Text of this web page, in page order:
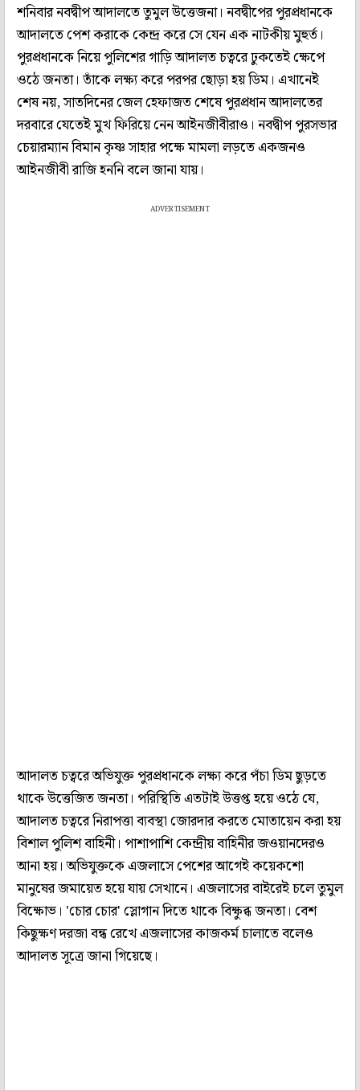
শনিবার নবদ্বীপ আদালতে তুমুল উত্তেজনা। নবদ্বীপের পুরপ্রধানকে
আদালতে পেশ করাকে কেন্দ্র করে সে যেন এক নাটকীয় মুহুর্ত।
পুরপ্রধানকে নিয়ে পুলিশের গাড়ি আদালত চত্বরে ঢুকতেই ক্ষেপে
ওঠে জনতা। তাঁকে লক্ষ্য করে পরপর ছোড়া হয় ডিম। এখানেই
শেষ নয়, সাতদিনের জেল হেফাজত শেষে পুরপ্রধান আদালতের
দরবারে যেতেই মুখ ফিরিয়ে নেন আইনজীবীরাও। নবদ্বীপ পুরসভার
চেয়ারম্যান বিমান কৃষ্ণ সাহার পক্ষে মামলা লড়তে একজনও
আইনজীবী রাজি হননি বলে জানা যায়।
ADVERTISEMENT
আদালত চত্বরে অভিযুক্ত পুরপ্রধানকে লক্ষ্য করে পঁচা ডিম ছুড়তে
থাকে উত্তেজিত জনতা। পরিস্থিতি এতটাই উত্তপ্ত হয়ে ওঠে যে,
আদালত চত্বরে নিরাপত্তা ব্যবস্থা জোরদার করতে মোতায়েন করা হয়
বিশাল পুলিশ বাহিনী। পাশাপাশি কেন্দ্রীয় বাহিনীর জওয়ানদেরও
আনা হয়। অভিযুক্তকে এজলাসে পেশের আগেই কয়েকশো
মানুষের জমায়েত হয়ে যায় সেখানে। এজলাসের বাইরেই চলে তুমুল
বিক্ষোভ। 'চোর চোর' স্লোগান দিতে থাকে বিক্ষুব্ধ জনতা। বেশ
কিছুক্ষণ দরজা বন্ধ রেখে এজলাসের কাজকর্ম চালাতে বলেও
আদালত সূত্রে জানা গিয়েছে।